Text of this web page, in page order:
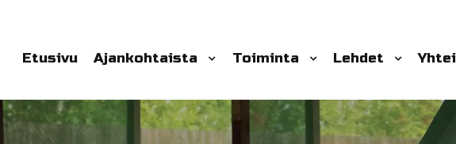
Etusivu Ajankohtaista Toiminta Lehdet